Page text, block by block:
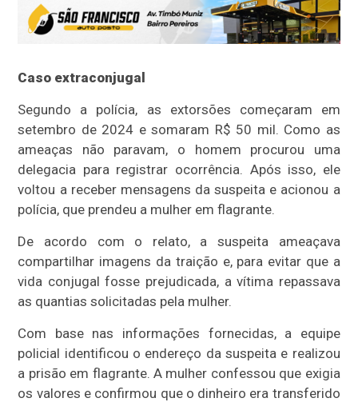
Caso extraconjugal
Segundo a polícia, as extorsões começaram em
setembro de 2024 e somaram R$ 50 mil. Como as
ameaças não paravam, o homem procurou uma
delegacia para registrar ocorrência. Após isso, ele
voltou a receber mensagens da suspeita e acionou a
polícia, que prendeu a mulher em flagrante.
De acordo com o relato, a suspeita ameaçava
compartilhar imagens da traição e, para evitar que a
vida conjugal fosse prejudicada, a vítima repassava
as quantias solicitadas pela mulher.
Com base nas informações fornecidas, a equipe
policial identificou o endereço da suspeita e realizou
a prisão em flagrante. A mulher confessou que exigia
os valores e confirmou que o dinheiro era transferido